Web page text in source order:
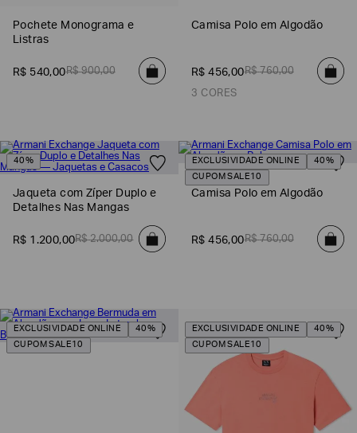
Pochete Monograma e
Listras
R$ 540,00R$ 900,00
Camisa Polo em Algodão
R$ 456,00R$ 760,00
3 CORES
40%
Jaqueta com Zíper Duplo e
Detalhes Nas Mangas
R$ 1 .200,00R$ 2.000,00
EXCLUSIVIDADE ONLINE
40%
CUPOM SALE10
Camisa Polo em Algodão
R$ 456,00R$ 760,00
EXCLUSIVIDADE ONLINE
40%
CUPOM SALE10
EXCLUSIVIDADE ONLINE
40%
CUPOM SALE10